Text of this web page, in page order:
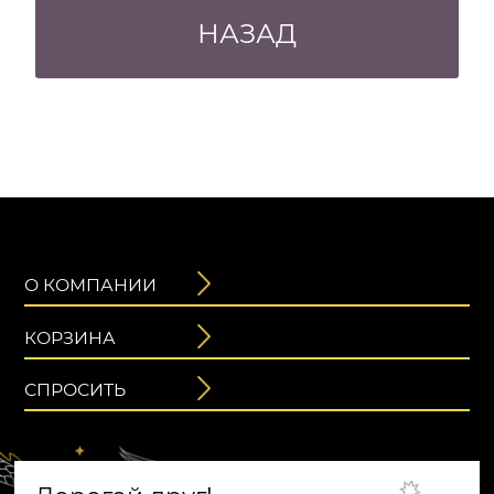
НАЗАД
О КОМПАНИИ
КОРЗИНА
СПРОСИТЬ